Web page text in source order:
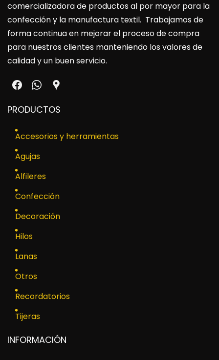
comercializadora de productos al por mayor para la
confección y la manufactura textil. Trabajamos de
forma continua en mejorar el proceso de compra
para nuestros clientes manteniendo los valores de
calidad y un buen servicio.
PRODUCTOS
Accesorios y herramientas
Agujas
Alfileres
Confección
Decoración
Hilos
Lanas
Otros
Recordatorios
Tijeras
INFORMACIÓN